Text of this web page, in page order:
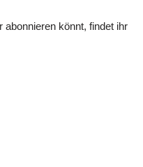
abonnieren könnt, findet ihr